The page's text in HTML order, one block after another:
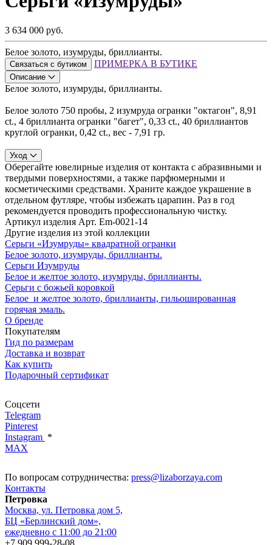
3 634 000 руб.
Белое золото, изумруды, бриллианты.
Связаться с бутиком ПРИМЕРКА В БУТИКЕ
Описание
Белое золото, изумруды, бриллианты.
Белое золото 750 пробы, 2 изумруда огранки "октагон", 8,91
ct., 4 бриллианта огранки "багет", 0,33 ct., 40 бриллиантов
круглой огранки, 0,42 ct., вес - 7,91 гр.
Уход
Оберегайте ювелирные изделия от контакта с абразивными и
твердыми поверхностями, а также парфюмерными и
косметическими средствами. Храните каждое украшение в
отдельном футляре, чтобы избежать царапин. Раз в год
рекомендуется проводить профессиональную чистку.
Артикул изделия Арт. Em-0021-14
Другие изделия из этой коллекции
Серьги «Изумруды» квадратной огранки
Белое золото, изумруды, бриллианты.
Серьги Изумруды
Белое и желтое золото, изумруды, бриллианты.
Серьги с божьей коровкой
Белое и желтое золото, бриллианты, гильошированная
горячая эмаль.
О бренде
Покупателям
Гид по размерам
Доставка и возврат
Как купить
Подарочный сертификат
Соцсети
Telegram
Pinterest
Instagram *
MAX
По вопросам сотрудничества: press@lizaborzaya.com
Контакты
Петровка
Москва, ул. Петровка дом 5,
БЦ «Берлинский дом»,
ежедневно с 11:00 до 21:00